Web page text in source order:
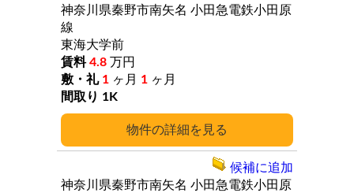
詳細
神奈川県秦野市南矢名 小田急電鉄小田原
線
東海大学前
4.8 万円
1 ヶ月 1 ヶ月
1K
神奈川県秦野市南矢名 小田急電鉄小田原
候補に追加